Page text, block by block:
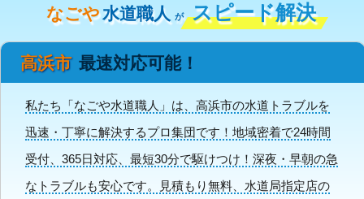
なごや水道職人 が スピード解決
高浜市 最速対応可能！
私たち「なごや水道職人」は、高浜市の水道トラブルを
迅速・丁寧に解決するプロ集団です！地域密着で24時間
受付、365日対応、最短30分で駆けつけ！深夜・早朝の急
なトラブルも安心です。見積もり無料、水道局指定店の